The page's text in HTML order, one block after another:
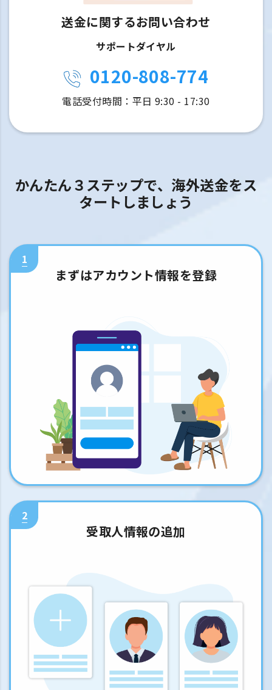
送金に関するお問い合わせ
サポートダイヤル
0120-808-774
電話受付時間：平日 9:30 - 17:30
かんたん３ステップで、海外送金をス
タートしましょう
1
まずはアカウント情報を登録
2
受取人情報の追加